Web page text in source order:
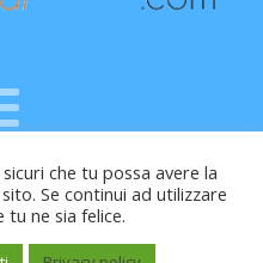
- 61121 Pesaro (PU) -
- Testata giornalistica, aut.
del 05/08/2010
che tu possa avere la
Se continui ad utilizzare
ne sia felice.